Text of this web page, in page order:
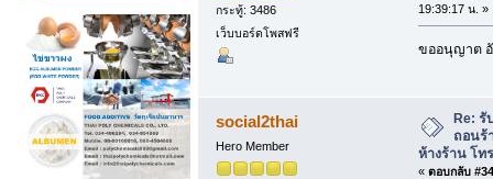
กระทู้: 3486
เว็บบอร์ดโพสฟรี
19:39:17 น. »
ขออนุญาต
social2thai
Hero Member
Re: รั
ถอนร้
ห้างร้าน โท
« ตอบกลับ